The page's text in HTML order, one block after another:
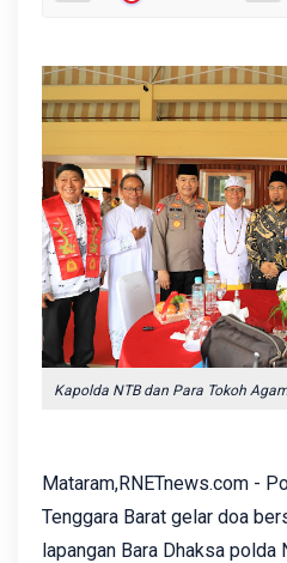
Kapolda NTB dan Para Tokoh
Mataram,RNETnews.com -
Tenggara Barat gelar doa
lapangan Bara Dhaksa